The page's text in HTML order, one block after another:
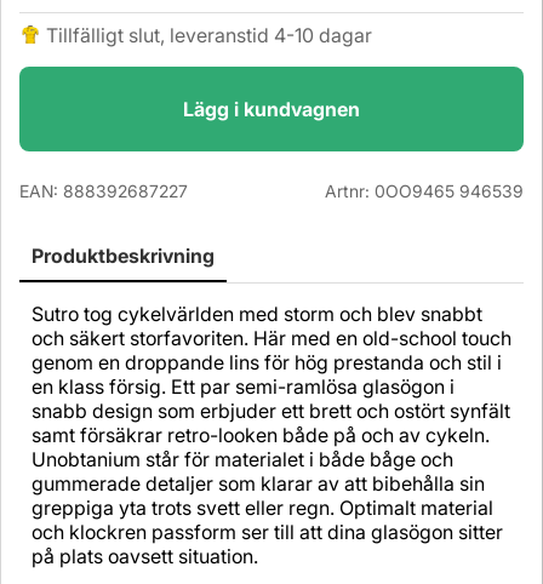
Tillfälligt slut, leveranstid 4-10 dagar
Lägg i kundvagnen
EAN: 888392687227 Artnr: 0OO9465 946539
Produktbeskrivning
Sutro tog cykelvärlden med storm och blev snabbt
och säkert storfavoriten. Här med en old-school touch
genom en droppande lins för hög prestanda och stil i
en klass försig. Ett par semi-ramlösa glasögon i
snabb design som erbjuder ett brett och ostört synfält
samt försäkrar retro-looken både på och av cykeln.
Unobtanium står för materialet i både båge och
gummerade detaljer som klarar av att bibehålla sin
greppiga yta trots svett eller regn. Optimalt material
och klockren passform ser till att dina glasögon sitter
på plats oavsett situation.